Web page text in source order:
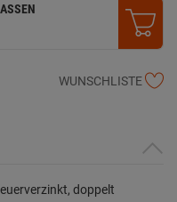
WUNSCHLISTE
doppelt